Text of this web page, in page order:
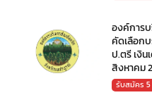
องค์การ
คัดเลือก
ป.ตรี เงิน
สิงหาคม
รับสมัคร 5